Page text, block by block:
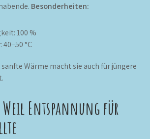
Besonderheiten:
100 %
°C
Wärme macht sie auch für jüngere
Weil Entspannung für